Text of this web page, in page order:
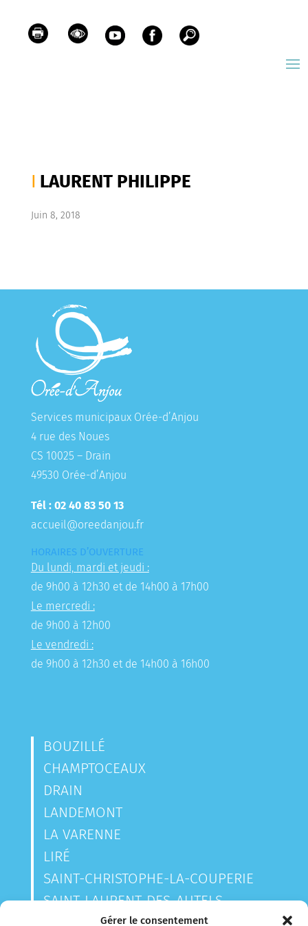
Gérer le consentement
LAURENT PHILIPPE
Juin 8, 2018
Services municipaux Orée-d’Anjou
4 rue des Noues
CS 10025 – Drain
49530 Orée-d’Anjou
Tél : 02 40 83 50 13
accueil@oreedanjou.fr
HORAIRES D’OUVERTURE
Du lundi, mardi et jeudi :
de 9h00 à 12h30 et de 14h00 à 17h00
Le mercredi :
de 9h00 à 12h00
Le vendredi :
de 9h00 à 12h30 et de 14h00 à 16h00
BOUZILLÉ
CHAMPTOCEAUX
DRAIN
LANDEMONT
LA VARENNE
LIRÉ
SAINT-CHRISTOPHE-LA-COUPERIE
SAINT-LAURENT-DES-AUTELS
SAINT-SAUVEUR-DE-LANDEMONT